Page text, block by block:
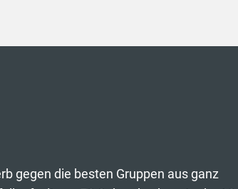
gegen die besten Gruppen aus ganz